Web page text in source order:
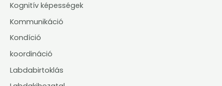
Kognitív képességek
Kommunikáció
Kondíció
koordináció
Labdabirtoklás